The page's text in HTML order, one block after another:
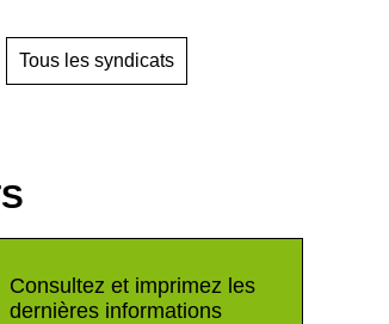
Tous les syndicats
Consultez et imprimez les
dernières informations